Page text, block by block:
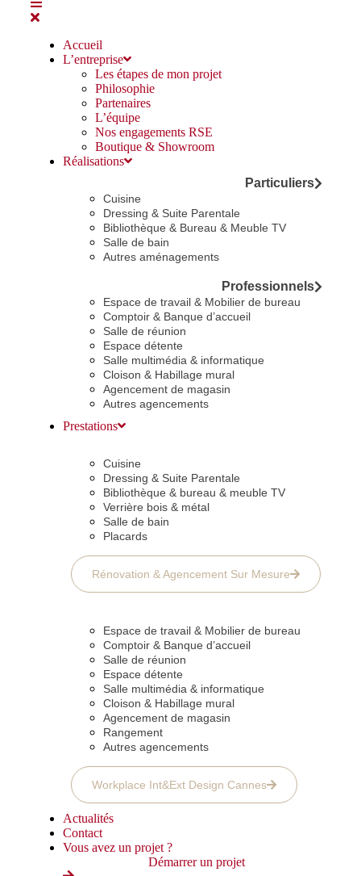
Accueil
L’entreprise
Les étapes de mon projet
Philosophie
Partenaires
L’équipe
Nos engagements RSE
Boutique & Showroom
Réalisations
Particuliers
Cuisine
Dressing & Suite Parentale
Bibliothèque & Bureau & Meuble TV
Salle de bain
Autres aménagements
Professionnels
Espace de travail & Mobilier de bureau
Comptoir & Banque d’accueil
Salle de réunion
Espace détente
Salle multimédia & informatique
Cloison & Habillage mural
Agencement de magasin
Autres agencements
Prestations
Cuisine
Dressing & Suite Parentale
Bibliothèque & bureau & meuble TV
Verrière bois & métal
Salle de bain
Placards
Rénovation & Agencement Sur Mesure
Espace de travail & Mobilier de bureau
Comptoir & Banque d’accueil
Salle de réunion
Espace détente
Salle multimédia & informatique
Cloison & Habillage mural
Agencement de magasin
Rangement
Autres agencements
Workplace Int&Ext Design Cannes
Actualités
Contact
Vous avez un projet ?
Démarrer un projet